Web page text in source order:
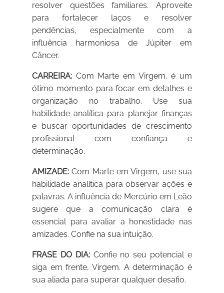
resolver questões familiares. Aproveite
para fortalecer laços e resolver
pendências, especialmente com a
influência harmoniosa de Júpiter em
Câncer.
CARREIRA: Com Marte em Virgem, é um
ótimo momento para focar em detalhes e
organização no trabalho. Use sua
habilidade analítica para planejar finanças
e buscar oportunidades de crescimento
profissional com confiança e
determinação.
AMIZADE: Com Marte em Virgem, use sua
habilidade analítica para observar ações e
palavras. A influência de Mercúrio em Leão
sugere que a comunicação clara é
essencial para avaliar a honestidade nas
amizades. Confie na sua intuição.
FRASE DO DIA:Confie no seu potencial e
siga em frente, Virgem. A determinação é
sua aliada para superar qualquer desafio.